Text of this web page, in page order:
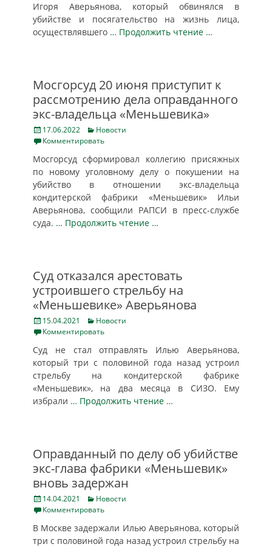
Игоря Аверьянова, который обвинялся в
убийстве и посягательство на жизнь лица,
осуществлявшего … Продолжить чтение …
Мосгорсуд 20 июня приступит к
рассмотрению дела оправданного
экс-владельца «Меньшевика»
Posted
on
17.06.2022 Categories
Новости
Комментировать
Мосгорсуд сформировал коллегию присяжных
по новому уголовному делу о покушении на
убийство в отношении экс-владельца
кондитерской фабрики «Меньшевик» Ильи
Аверьянова, сообщили РАПСИ в пресс-службе
суда. … Продолжить чтение …
Суд отказался арестовать
устроившего стрельбу на
«Меньшевике» Аверьянова
Posted
on
15.04.2021 Categories
Новости
Комментировать
Суд не стал отправлять Илью Аверьянова,
который три с половиной года назад устроил
стрельбу на кондитерской фабрике
«Меньшевик», на два месяца в СИЗО. Ему
избрали … Продолжить чтение …
Оправданный по делу об убийстве
экс-глава фабрики «Меньшевик»
вновь задержан
Posted
on
14.04.2021 Categories
Новости
Комментировать
В Москве задержали Илью Аверьянова, который
три с половиной года назад устроил стрельбу на